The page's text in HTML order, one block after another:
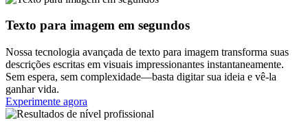
Texto para imagem em segundos
Nossa tecnologia avançada de texto para imagem transforma suas
descrições escritas em visuais impressionantes instantaneamente.
Sem espera, sem complexidade—basta digitar sua ideia e vê-la
ganhar vida.
Experimente agora